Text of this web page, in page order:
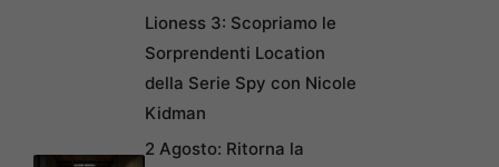
Lioness 3: Scopriamo le
Sorprendenti Location
della Serie Spy con Nicole
Kidman
2 Agosto: Ritorna la